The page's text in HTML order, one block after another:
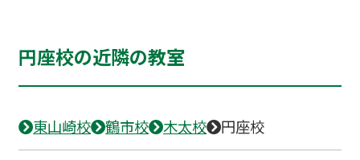
円座校の近隣の教室
東山崎校 鶴市校 木太校 円座校